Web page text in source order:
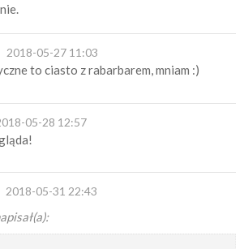
2018-05-27 11:03
to ciasto z rabarbarem, mniam :)
05-28 12:57
2018-05-31 22:43